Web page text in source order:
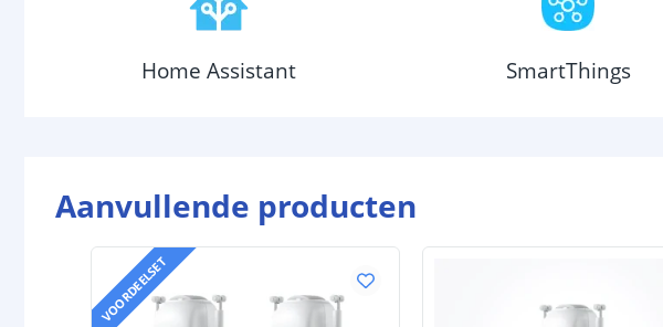
Home Assistant SmartThings
Aanvullende producten
VOORDEELSET